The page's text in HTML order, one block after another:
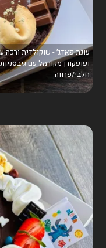
עוגת פאדג׳ - שוקולדית ורכה
ופופקורן מקורמל עם
חלבי/פרווה